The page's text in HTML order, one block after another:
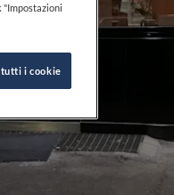
"Impostazioni
i cookie